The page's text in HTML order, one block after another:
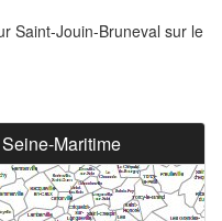
Saint-Jouin-Bruneval sur le
Maritime